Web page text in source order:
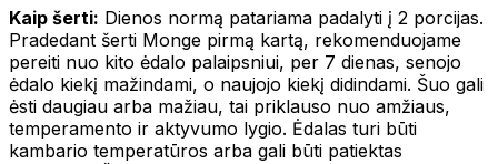
Kaip šerti: Dienos normą patariama padalyti į 2 porcijas.
Pradedant šerti Monge pirmą kartą, rekomenduojame
pereiti nuo kito ėdalo palaipsniui, per 7 dienas, senojo
ėdalo kiekį mažindami, o naujojo kiekį didindami. Šuo gali
ėsti daugiau arba mažiau, tai priklauso nuo amžiaus,
temperamento ir aktyvumo lygio. Ėdalas turi būti
kambario temperatūros arba gali būti patiektas